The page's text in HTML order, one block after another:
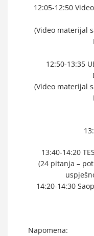
12:05-12:50
(Video materijal
12:50-13:35
(Video materijal
13:40-14:20
(24 pitanja –
14:20-14:30
Napomena: